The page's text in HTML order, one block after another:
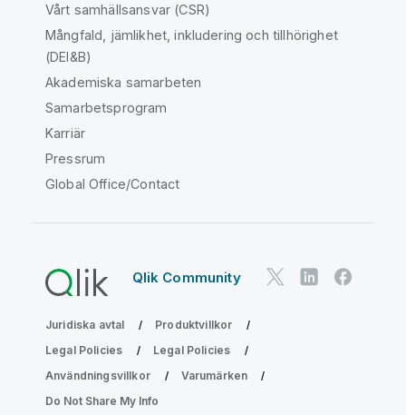
Vårt samhällsansvar (CSR)
Mångfald, jämlikhet, inkludering och tillhörighet
(DEI&B)
Akademiska samarbeten
Samarbetsprogram
Karriär
Pressrum
Global Office/Contact
Qlik Community
Juridiska avtal
Produktvillkor
Legal Policies
Legal Policies
Användningsvillkor
Varumärken
Do Not Share My Info